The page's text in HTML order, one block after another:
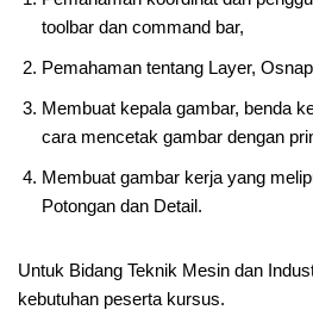
toolbar dan command bar,
Pemahaman tentang Layer,
Membuat kepala gambar, benda
cara mencetak gambar dengan
Membuat gambar kerja yang
Potongan dan Detail.
Untuk Bidang Teknik Mesin dan
kebutuhan peserta kursus.